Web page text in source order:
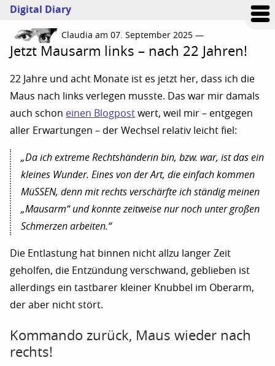
Digital Diary
Claudia am 07. September 2025 —
Jetzt Mausarm links – nach 22 Jahren!
22 Jahre und acht Monate ist es jetzt her, dass ich die
Maus nach links verlegen musste. Das war mir damals
auch schon einen Blogpost wert, weil mir – entgegen
aller Erwartungen – der Wechsel relativ leicht fiel:
„Da ich extreme Rechtshänderin bin, bzw. war, ist das ein
kleines Wunder. Eines von der Art, die einfach kommen
MüSSEN, denn mit rechts verschärfte ich ständig meinen
„Mausarm“ und konnte zeitweise nur noch unter großen
Schmerzen arbeiten.“
Die Entlastung hat binnen nicht allzu langer Zeit
geholfen, die Entzündung verschwand, geblieben ist
allerdings ein tastbarer kleiner Knubbel im Oberarm,
der aber nicht stört.
Kommando zurück, Maus wieder nach
rechts!